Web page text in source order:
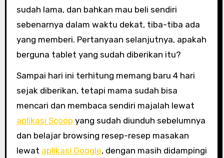
sudah lama, dan bahkan mau beli sendiri
sebenarnya dalam waktu dekat, tiba-tiba ada
yang memberi. Pertanyaan selanjutnya, apakah
berguna tablet yang sudah diberikan itu?
Sampai hari ini terhitung memang baru 4 hari
sejak diberikan, tetapi mama sudah bisa
mencari dan membaca sendiri majalah lewat
aplikasi Scoop yang sudah diunduh sebelumnya
dan belajar browsing resep-resep masakan
lewat aplikasi Google, dengan masih didampingi